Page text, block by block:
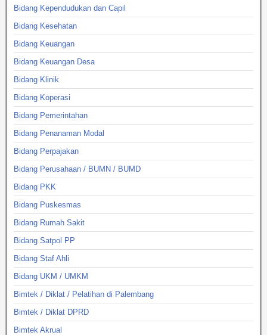
Bidang Kependudukan dan Capil
Bidang Kesehatan
Bidang Keuangan
Bidang Keuangan Desa
Bidang Klinik
Bidang Koperasi
Bidang Pemerintahan
Bidang Penanaman Modal
Bidang Perpajakan
Bidang Perusahaan / BUMN / BUMD
Bidang PKK
Bidang Puskesmas
Bidang Rumah Sakit
Bidang Satpol PP
Bidang Staf Ahli
Bidang UKM / UMKM
Bimtek / Diklat / Pelatihan di Palembang
Bimtek / Diklat DPRD
Bimtek Akrual